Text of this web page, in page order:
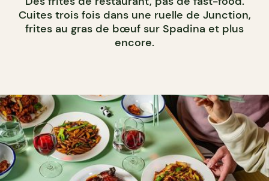
Cuites trois fois dans une ruelle de Junction,
frites au gras de bœuf sur Spadina et plus
encore.